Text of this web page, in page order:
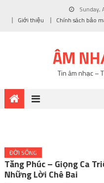
Sunday,
Giới thiệu
Chính sách bảo
ÂM
Tin âm nhạc –
ĐỜI SỐNG
Tăng Phúc – Giọng Ca
Những Lời Chê Bai